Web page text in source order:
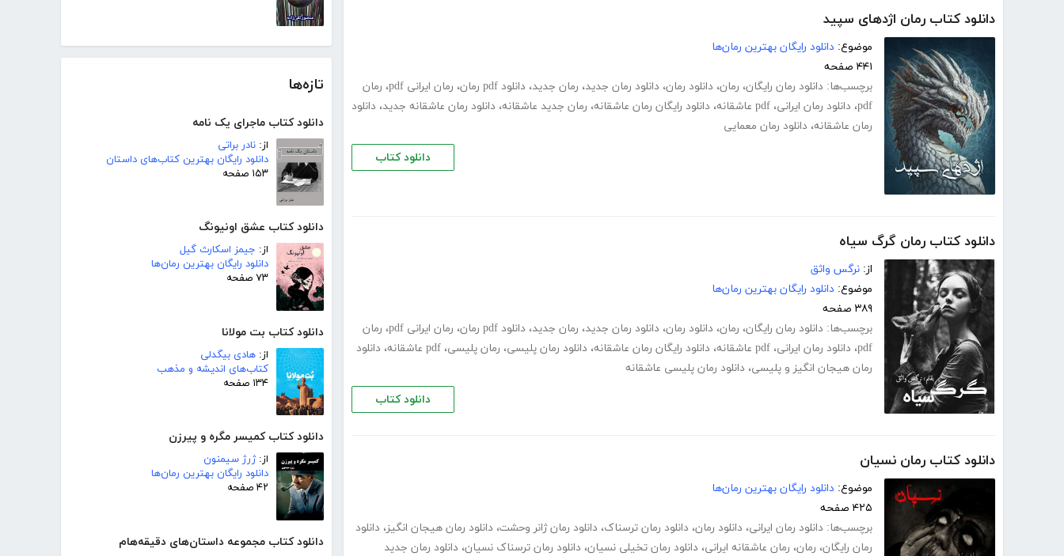
تازه‌ها
دانلود کتاب ماجرای یک نامه
از: نادر براتی
دانلود رایگان بهترین کتاب‌های داستان
۱۵۳ صفحه
دانلود کتاب عشق اونیونگ
از: جیمز اسکارث گیل
دانلود رایگان بهترین رمان‌ها
۷۳ صفحه
دانلود کتاب بت مولانا
از: هادی بیگدلی
کتاب‌های اندیشه و مذهب
۱۳۴ صفحه
دانلود کتاب کمیسر مگره و پیرزن
از:ژرژ سیمنون
دانلود رایگان بهترین رمان‌ها
۴۲ صفحه
دانلود کتاب مجموعه داستان‌های دقیقه‌هام
دانلود کتاب رمان اژدهای سپید
موضوع: دانلود رایگان بهترین رمان‌ها
۴۴۱ صفحه
برچسب‌ها: دانلود رمان رایگان، رمان، دانلود رمان، دانلود رمان جدید، رمان جدید، دانلود pdf رمان ، رمان ایرانی pdf ، رمان
pdf، دانلود رمان ایرانی، pdf عاشقانه ، دانلود رایگان رمان عاشقانه، رمان جدید عاشقانه، دانلود رمان عاشقانه جدید، دانلود
رمان عاشقانه، دانلود رمان معمایی
دانلود کتاب
دانلود کتاب رمان گرگ سیاه
از: نرگس واثق
موضوع: دانلود رایگان بهترین رمان‌ها
۳۸۹ صفحه
برچسب‌ها: دانلود رمان رایگان، رمان، دانلود رمان، دانلود رمان جدید، رمان جدید، دانلود pdf رمان ، رمان ایرانی pdf ، رمان
pdf، دانلود رمان ایرانی، pdf عاشقانه ، دانلود رایگان رمان عاشقانه، دانلود رمان پلیسی، رمان پلیسی، pdf عاشقانه ، دانلود
رمان هیجان انگیز و پلیسی، دانلود رمان پلیسی عاشقانه
دانلود کتاب
دانلود کتاب رمان نسیان
موضوع: دانلود رایگان بهترین رمان‌ها
۴۲۵ صفحه
برچسب‌ها: دانلود رمان ایرانی، دانلود رمان، دانلود رمان ترسناک، دانلود رمان ژانر وحشت، دانلود رمان هیجان انگیز، دانلود
رمان رایگان، رمان، رمان عاشقانه ایرانی، دانلود رمان تخیلی نسیان، دانلود رمان ترسناک نسیان، دانلود رمان جدید